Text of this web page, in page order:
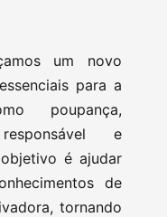
um novo
para a
poupança,
e
é ajudar
de
tornando